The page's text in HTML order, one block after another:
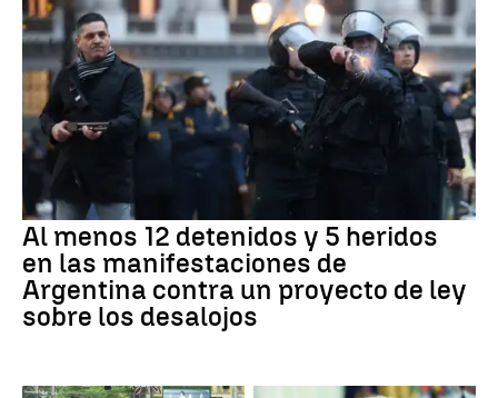
Al menos 12 detenidos y 5 heridos
en las manifestaciones de
Argentina contra un proyecto de ley
sobre los desalojos